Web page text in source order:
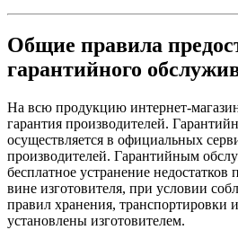
Общие правила
гарантийного
На всю продукцию интернет-
гарантия производителей.
осуществляется в официальных
производителей. Гарантийным
бесплатное устранение
вине изготовителя, при условии
правил хранения, транспортировки
установлены изготовителем.